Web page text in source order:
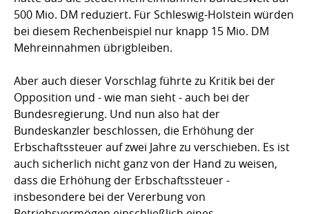
500 Mio. DM reduziert. Für Schleswig-Holstein würden
bei diesem Rechenbeispiel nur knapp 15 Mio. DM
Mehreinnahmen übrigbleiben.
Aber auch dieser Vorschlag führte zu Kritik bei der
Opposition und - wie man sieht - auch bei der
Bundesregierung. Und nun also hat der
Bundeskanzler beschlossen, die Erhöhung der
Erbschaftssteuer auf zwei Jahre zu verschieben. Es ist
auch sicherlich nicht ganz von der Hand zu weisen,
dass die Erhöhung der Erbschaftssteuer -
insbesondere bei der Vererbung von